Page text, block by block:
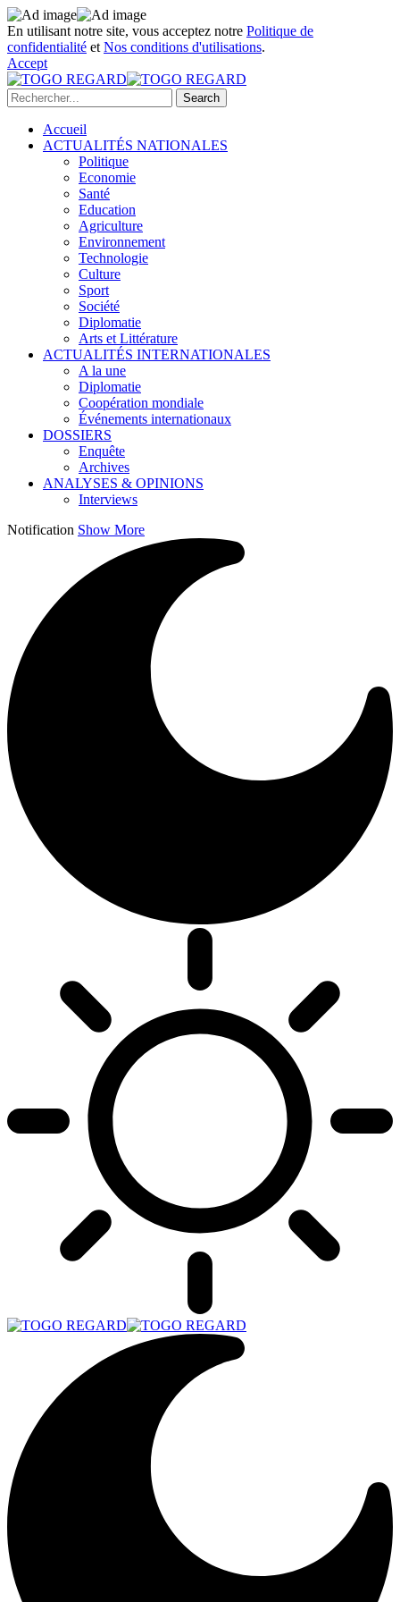
En utilisant notre site, vous acceptez notre Politique de
confidentialité et Nos conditions d'utilisations.
Accept
Accueil
ACTUALITÉS NATIONALES
Politique
Economie
Santé
Education
Agriculture
Environnement
Technologie
Culture
Sport
Société
Diplomatie
Arts et Littérature
ACTUALITÉS INTERNATIONALES
A la une
Diplomatie
Coopération mondiale
Événements internationaux
DOSSIERS
Enquête
Archives
ANALYSES & OPINIONS
Interviews
Notification Show More